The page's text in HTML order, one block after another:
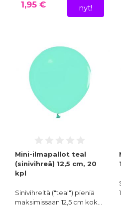
1,95 €
nyt!
Mini-ilmapallot teal
(sinivihreä) 12,5 cm, 20
kpl
Sinivihreitä ("teal") pieniä
maksimissaan 12,5 cm kok…